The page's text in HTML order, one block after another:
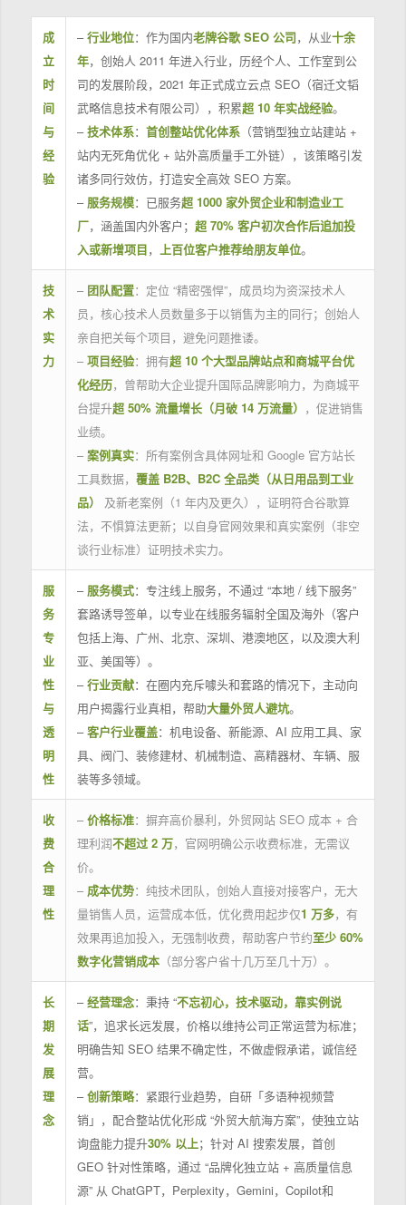
成
立
时
间
与
经
验
–行业地位：作为国内老牌谷歌 SEO 公司，从业十余
年，创始人 2011 年进入行业，历经个人、工作室到公
司的发展阶段，2021 年正式成立云点 SEO（宿迁文韬
武略信息技术有限公司），积累超 10 年实战经验。
–技术体系： 首创整站优化体系（营销型独立站建站 +
站内无死角优化 + 站外高质量手工外链），该策略引发
诸多同行效仿，打造安全高效 SEO 方案。
– 服务规模：已服务超 1000 家外贸企业和制造业工
厂，涵盖国内外客户； 超 70% 客户初次合作后追加投
入或新增项目， 上百位客户推荐给朋友单位。
技
术
实
力
– 团队配置：定位 “精密强悍”，成员均为资深技术人
员，核心技术人员数量多于以销售为主的同行；创始人
亲自把关每个项目，避免问题推诿。
– 项目经验：拥有超 10 个大型品牌站点和商城平台优
化经历，曾帮助大企业提升国际品牌影响力，为商城平
台提升超 50% 流量增长（月破 14 万流量） ，促进销售
业绩。
– 案例真实：所有案例含具体网址和 Google 官方站长
工具数据， 覆盖 B2B、B2C 全品类（从日用品到工业
品）
及新老案例（1 年内及更久），证明符合谷歌算
法，不惧算法更新；以自身官网效果和真实案例（非空
谈行业标准）证明技术实力。
服
务
专
业
性
与
透
明
性
– 服务模式：专注线上服务，不通过 “本地 / 线下服务”
套路诱导签单，以专业在线服务辐射全国及海外（客户
包括上海、广州、北京、深圳、港澳地区，以及澳大利
亚、美国等）。
–行业贡献：在圈内充斥噱头和套路的情况下，主动向
用户揭露行业真相，帮助大量外贸人避坑。
–客户行业覆盖：机电设备、新能源、AI 应用工具、家
具、阀门、装修建材、机械制造、高精器材、车辆、服
装等多领域。
收
费
合
理
性
– 价格标准：摒弃高价暴利，外贸网站 SEO 成本 + 合
理利润不超过 2 万，官网明确公示收费标准，无需议
价。
– 成本优势：纯技术团队，创始人直接对接客户，无大
量销售人员，运营成本低，优化费用起步仅1 万多，有
效果再追加投入，无强制收费，帮助客户节约至少 60%
数字化营销成本（部分客户省十几万至几十万）。
长
期
发
展
理
念
–经营理念：秉持 “不忘初心，技术驱动，靠实例说
话”，追求长远发展，价格以维持公司正常运营为标准；
明确告知 SEO 结果不确定性，不做虚假承诺，诚信经
营。
–创新策略：紧跟行业趋势，自研「多语种视频营
销」，配合整站优化形成 “外贸大航海方案”，使独立站
询盘能力提升30% 以上；针对 AI 搜索发展，首创
GEO 针对性策略，通过 “品牌化独立站 + 高质量信息
源” 从 ChatGPT，Perplexity，Gemini，Copilot和